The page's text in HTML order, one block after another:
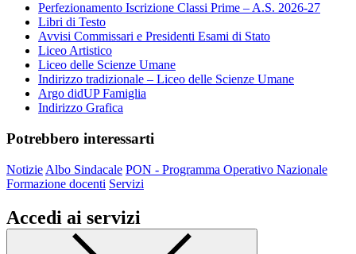
Perfezionamento Iscrizione Classi Prime – A.S. 2026-27
Libri di Testo
Avvisi Commissari e Presidenti Esami di Stato
Liceo Artistico
Liceo delle Scienze Umane
Indirizzo tradizionale – Liceo delle Scienze Umane
Argo didUP Famiglia
Indirizzo Grafica
Potrebbero interessarti
Notizie Albo Sindacale PON - Programma Operativo Nazionale
Formazione docenti Servizi
Accedi ai servizi